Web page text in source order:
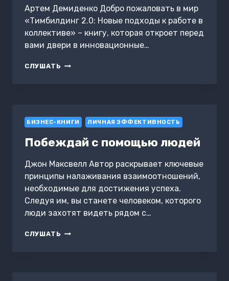
Артем Демиденко Добро пожаловать в мир
«Тимбилдинг 2.0: Новые подходы к работе в
коллективе» – книгу, которая откроет перед
вами двери в инновационные…
СЛУШАТЬ ТИМБИЛДИНГ
В
БИЗНЕС-КНИГИ ЛИЧНАЯ ЭФФЕКТИВНОСТЬ
Побеждай с помощью людей
Джон Максвелл Автор раскрывает ключевые
принципы налаживания взаимоотношений,
необходимые для достижения успеха.
Следуя им, вы станете человеком, которого
люди захотят видеть рядом с…
СЛУШАТЬ ПОБЕЖДАЙ